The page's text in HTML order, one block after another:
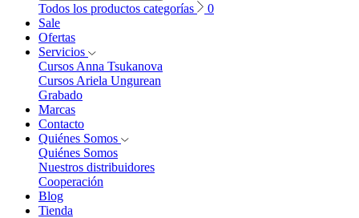
Todos los productos categorías
0
Sale
Ofertas
Servicios
Cursos Anna Tsukanova
Cursos Ariela Ungurean
Grabado
Marcas
Contacto
Quiénes Somos
Quiénes Somos
Nuestros distribuidores
Cooperación
Blog
Tienda